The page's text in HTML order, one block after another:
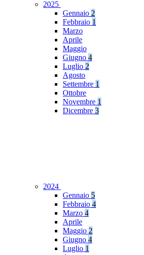
2025
Gennaio 2
Febbraio 1
Marzo
Aprile
Maggio
Giugno 4
Luglio 2
Agosto
Settembre 1
Ottobre
Novembre 1
Dicembre 3
2024
Gennaio 5
Febbraio 4
Marzo 4
Aprile
Maggio 2
Giugno 4
Luglio 1